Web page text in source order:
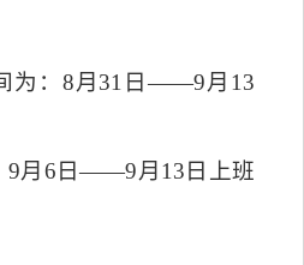
： 8月 31 日——9月 13
9月 6 日——9月 13 日上班